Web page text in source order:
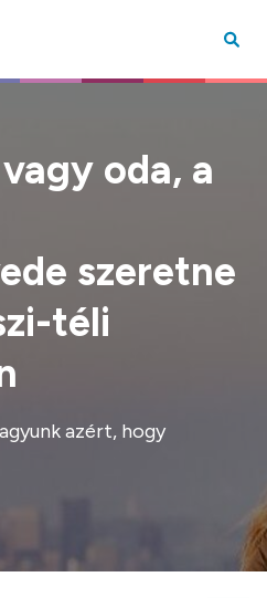
oda, a
szeretne
téli
azért, hogy